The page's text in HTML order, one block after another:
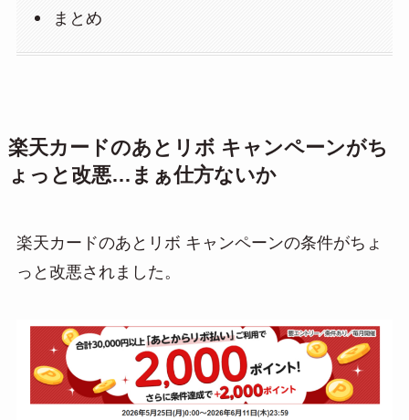
まとめ
楽天カードのあとリボ キャンペーンがち
ょっと改悪…まぁ仕方ないか
楽天カードのあとリボ キャンペーンの条件がちょ
っと改悪されました。